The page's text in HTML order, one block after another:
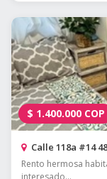
$ 1.400.000 COP
Calle 118a #14
Rento hermosa
interesado...